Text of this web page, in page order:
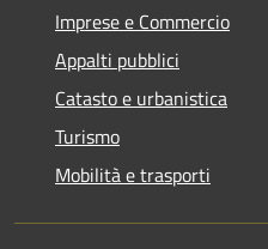
Imprese e Commercio
Appalti pubblici
Catasto e urbanistica
Turismo
Mobilità e trasporti